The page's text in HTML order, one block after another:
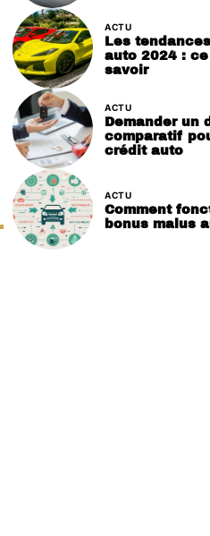
ACTU
Les
auto 2024 :
savoir
ACTU
Demander un
comparatif
crédit auto
ACTU
Comment
bonus malus